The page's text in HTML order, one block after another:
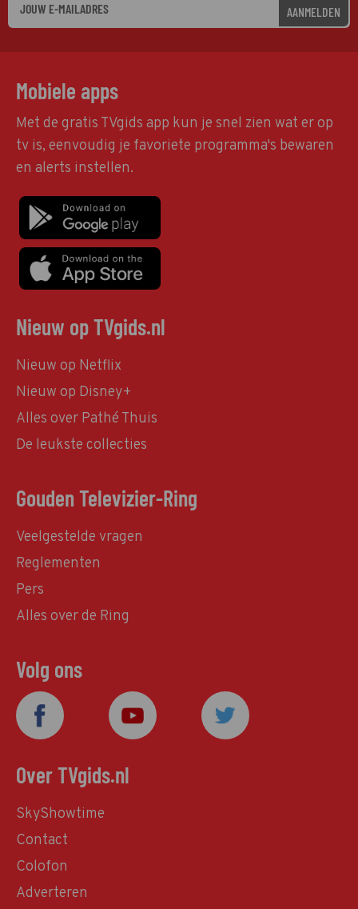
AANMELDEN
Mobiele apps
Met de gratis TVgids app kun je snel zien wat er op
tv is, eenvoudig je favoriete programma's bewaren
en alerts instellen.
Nieuw op TVgids.nl
Nieuw op Netflix
Nieuw op Disney+
Alles over Pathé Thuis
De leukste collecties
Gouden Televizier-Ring
Veelgestelde vragen
Reglementen
Pers
Alles over de Ring
Volg ons
Over TVgids.nl
SkyShowtime
Contact
Colofon
Adverteren